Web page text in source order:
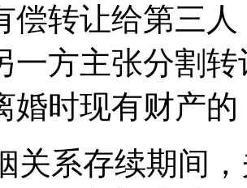
偿转让给第三
一方主张分割
婚时现有财产
关系存续期间